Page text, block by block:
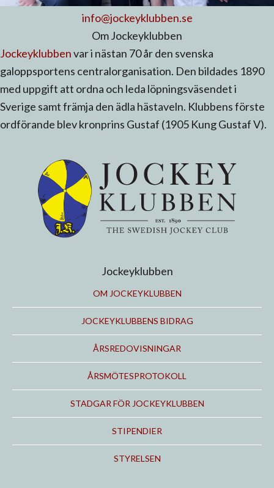
info@jockeyklubben.se
Om Jockeyklubben
Jockeyklubbenvar i nästan 70 år den svenska
galoppsportens centralorganisation. Den bildades 1890
med uppgift att ordna och leda löpningsväsendet i
Sverige samt främja den ädla hästaveln. Klubbens förste
ordförande blev kronprins Gustaf (1905 Kung Gustaf V).
Jockeyklubben
OM JOCKEYKLUBBEN
JOCKEYKLUBBENS BIDRAG
ÅRSREDOVISNINGAR
ÅRSMÖTESPROTOKOLL
STADGAR FÖR JOCKEYKLUBBEN
STIPENDIER
STYRELSEN